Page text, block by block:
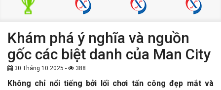
Khám phá ý nghĩa và nguồn
gốc các biệt danh của Man City
30 Tháng 10 2025 - 388
Không chỉ nổi tiếng bởi lối chơi tấn công đẹp mắt và